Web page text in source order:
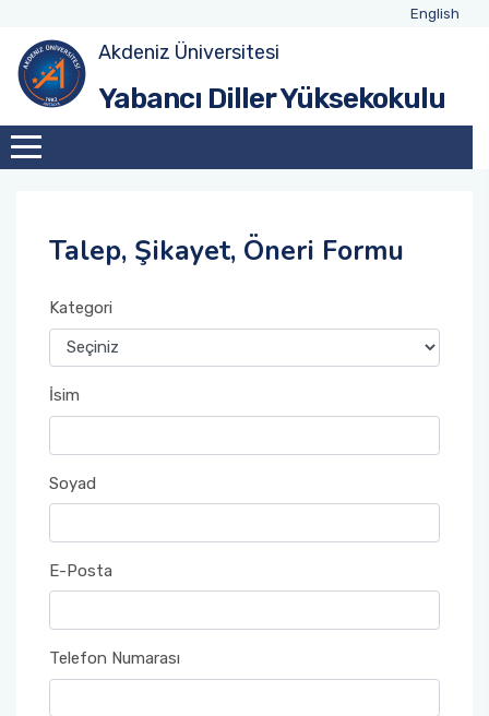
English
Akdeniz Üniversitesi
Yabancı Diller Yüksekokulu
Talep, Şikayet, Öneri Formu
Kategori
İsim
Soyad
E-Posta
Telefon Numarası
Yüksekokulumuz Hakkında
Komisyonlar
Yönetim ve İdari Personel
Akademik Personel
YDYO Takvimi
Hazırlık Sınıfı Sınav Takvimi
Hazırlık Ders Programları
Hazırlık Sınav İçerikleri